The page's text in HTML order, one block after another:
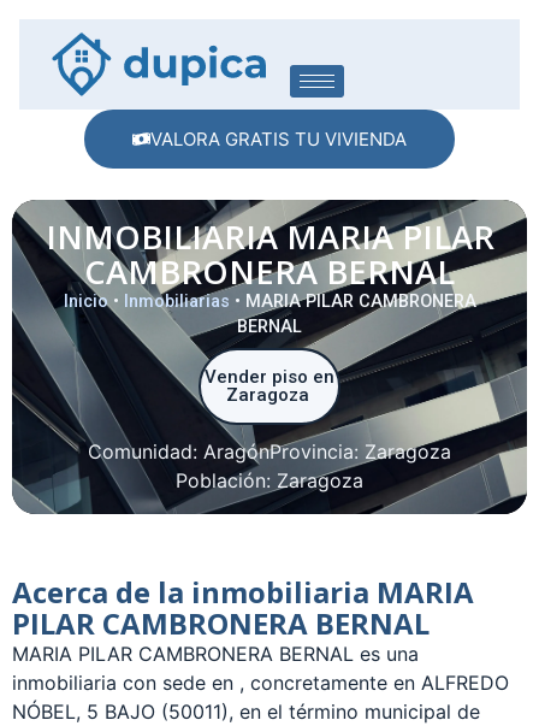
VALORA GRATIS TU VIVIENDA
INMOBILIARIA MARIA PILAR
CAMBRONERA BERNAL
Inicio• Inmobiliarias • MARIA PILAR CAMBRONERA
BERNAL
Vender piso en
Zaragoza
Comunidad: AragónProvincia: Zaragoza
Población: Zaragoza
Acerca de la inmobiliaria MARIA
PILAR CAMBRONERA BERNAL
­MARIA PILAR CAMBRONERA BERNAL es una
inmobiliaria con sede en , concretamente en ALFREDO
NÓBEL, 5 BAJO (50011), en el término municipal de